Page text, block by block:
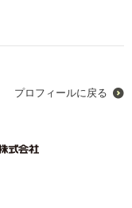
プロフィールに戻る